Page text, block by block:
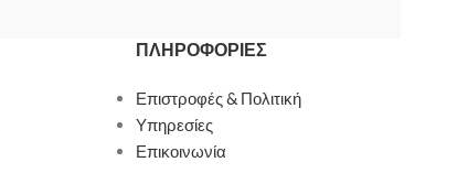
ΠΛΗΡΟΦΟΡΊΕΣ
Επιστροφές & Πολιτική
Υπηρεσίες
Επικοινωνία